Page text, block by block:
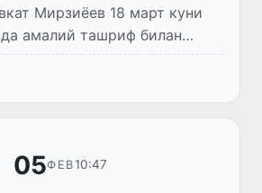
Мирзиёев 18 март куни
амалий ташриф билан
Иттифоқининг Халқаро
комиссари Йозеф Сикела
делегацияни...
05ФЕВ10:47